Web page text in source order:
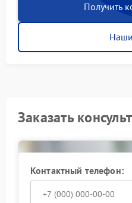
Получить
Заказать
Контактный телефон: